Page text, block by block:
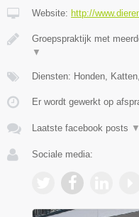
Website: http://
Groepspraktijk met
▼
Diensten: Honden,
Er wordt gewerkt op
Laatste facebook posts ▼
Sociale media: